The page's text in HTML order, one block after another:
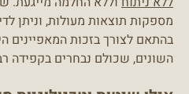
מספקות תוצאות מעולות, וניתן
בהתאם לצורך בזכות המאפיינים
השונים, שכולם נבחרים בקפידה